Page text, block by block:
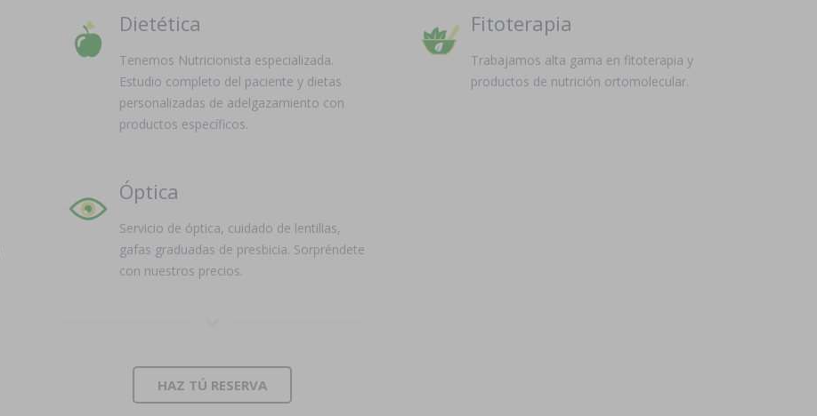
Dietética
Tenemos Nutricionista especializada.
Estudio completo del paciente y dietas
personalizadas de adelgazamiento con
productos específicos.
Fitoterapia
Trabajamos alta gama en fitoterapia y
productos de nutrición ortomolecular.
Óptica
Servicio de óptica, cuidado de lentillas,
gafas graduadas de presbicia. Sorpréndete
con nuestros precios.
HAZ TÚ RESERVA